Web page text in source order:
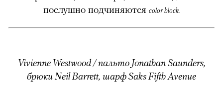
послушно подчиняются color block.
Vivienne Westwood / пальто Jonathan Saunders,
брюки Neil Barrett, шарф Saks Fifth Avenue